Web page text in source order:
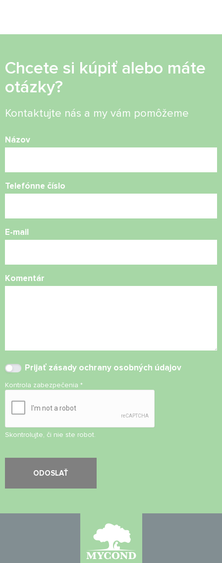
Chcete si kúpiť alebo máte
otázky?
Kontaktujte nás a my vám pomôžeme
Názov
Telefónne číslo
E-mail
Komentár
Prijať zásady ochrany osobných údajov
Kontrola zabezpečenia *
Skontrolujte, či nie ste robot.